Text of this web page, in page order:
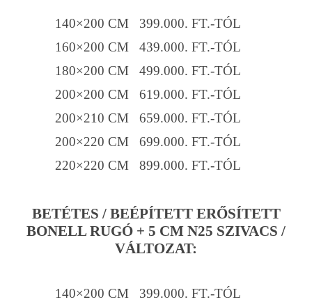
140×200 CM 399.000. FT.-TÓL
160×200 CM 439.000. FT.-TÓL
180×200 CM 499.000. FT.-TÓL
200×200 CM 619.000. FT.-TÓL
200×210 CM 659.000. FT.-TÓL
200×220 CM 699.000. FT.-TÓL
220×220 CM 899.000. FT.-TÓL
BETÉTES / BEÉPÍTETT ERŐSÍTETT
BONELL RUGÓ + 5 CM N25 SZIVACS /
VÁLTOZAT:
140×200 CM 399.000. FT.-TÓL